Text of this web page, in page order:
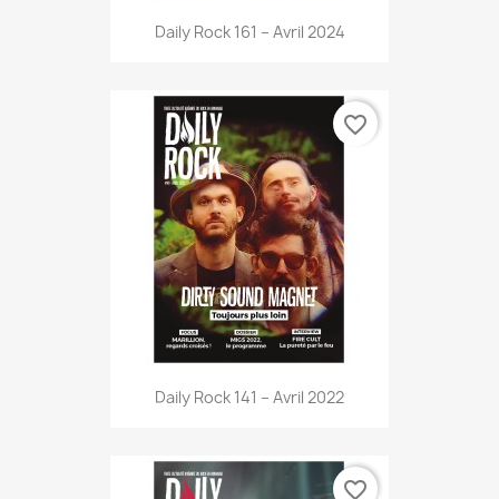
Daily Rock 161 – Avril 2024
Daily Rock 141 – Avril 2022
favorite_border
favorite_border